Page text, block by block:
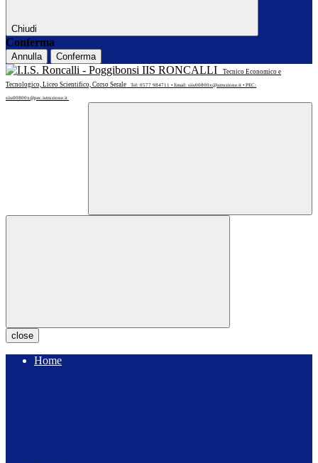
Chiudi
Conferma
Annulla Conferma
IIS RONCALLI
Tecnico Economico e
Tecnologico, Liceo Scientifico, Corso Serale
Tel: 0577 984711 • Email: siis00800x@istruzione.it • PEC:
siis00800x@pec.istruzione.it
close
Home